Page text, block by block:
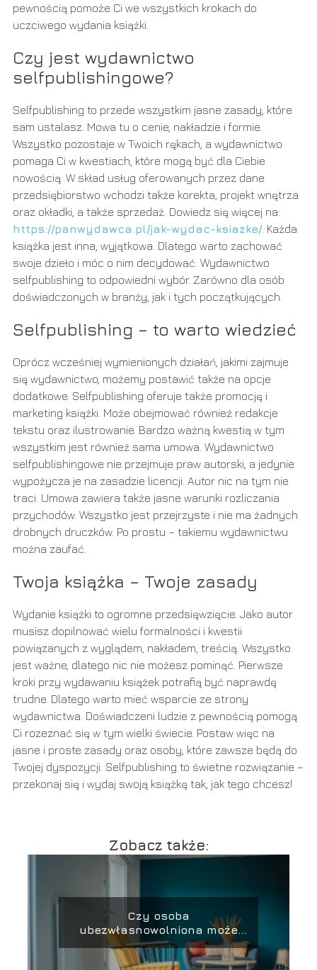
pewnością pomoże Ci we wszystkich krokach do
uczciwego wydania książki.
Czy jest wydawnictwo
selfpublishingowe?
Selfpublishing to przede wszystkim jasne zasady, które
sam ustalasz. Mowa tu o cenie, nakładzie i formie.
Wszystko pozostaje w Twoich rękach, a wydawnictwo
pomaga Ci w kwestiach, które mogą być dla Ciebie
nowością. W skład usług oferowanych przez dane
przedsiębiorstwo wchodzi także korekta, projekt wnętrza
oraz okładki, a także sprzedaż. Dowiedz się więcej na:
https://panwydawca.pl/jak-wydac-ksiazke/. Każda
książka jest inna, wyjątkowa. Dlatego warto zachować
swoje dzieło i móc o nim decydować. Wydawnictwo
selfpublishing to odpowiedni wybór. Zarówno dla osób
doświadczonych w branży, jak i tych początkujących.
Selfpublishing – to warto wiedzieć
Oprócz wcześniej wymienionych działań, jakimi zajmuje
się wydawnictwo, możemy postawić także na opcje
dodatkowe. Selfpublishing oferuje także promocję i
marketing książki. Może obejmować również redakcje
tekstu oraz ilustrowanie. Bardzo ważną kwestią w tym
wszystkim jest również sama umowa. Wydawnictwo
selfpublishingowe nie przejmuje praw autorski, a jedynie
wypożycza je na zasadzie licencji. Autor nic na tym nie
traci. Umowa zawiera także jasne warunki rozliczania
przychodów. Wszystko jest przejrzyste i nie ma żadnych
drobnych druczków. Po prostu – takiemu wydawnictwu
można zaufać.
Twoja książka – Twoje zasady
Wydanie książki to ogromne przedsięwzięcie. Jako autor
musisz dopilnować wielu formalności i kwestii
powiązanych z wyglądem, nakładem, treścią. Wszystko
jest ważne, dlatego nic nie możesz pominąć. Pierwsze
kroki przy wydawaniu książek potrafią być naprawdę
trudne. Dlatego warto mieć wsparcie ze strony
wydawnictwa. Doświadczeni ludzie z pewnością pomogą
Ci rozeznać się w tym wielki świecie. Postaw więc na
jasne i proste zasady oraz osoby, które zawsze będą do
Twojej dyspozycji. Selfpublishing to świetne rozwiązanie –
przekonaj się i wydaj swoją książkę tak, jak tego chcesz!
Zobacz także:
Czy osoba
ubezwłasnowolniona może
mieszkać samodzielnie?